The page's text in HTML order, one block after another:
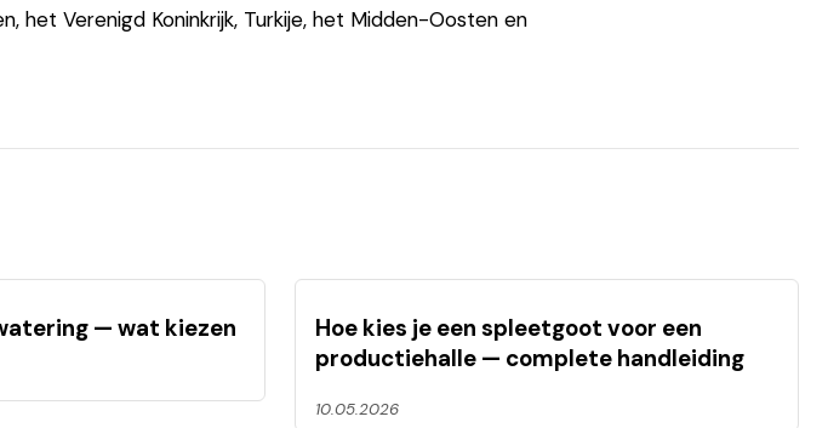
het Verenigd Koninkrijk, Turkije, het Midden-Oosten en
— wat kiezen
Hoe kies je een spleetgoot voor een
productiehalle — complete handleiding
10.05.2026